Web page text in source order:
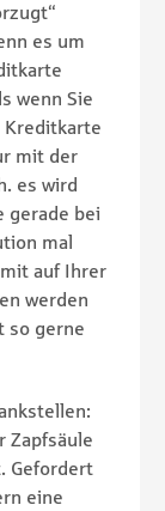
es um
wenn Sie
Kreditkarte
mit der
es wird
gerade bei
mal
auf Ihrer
werden
so gerne
Zapfsäule
Gefordert
eine